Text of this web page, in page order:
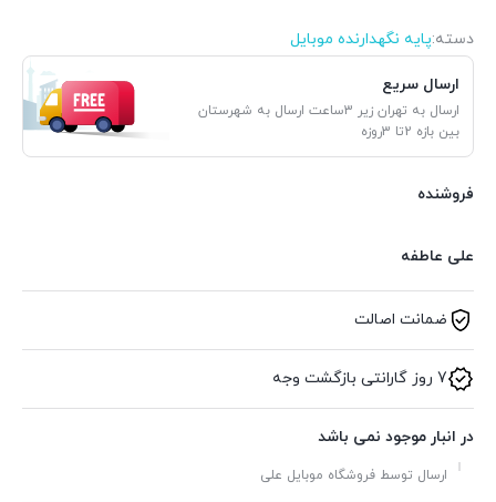
دسته:پایه نگهدارنده موبایل
ارسال سریع
ارسال به تهران زیر 3ساعت ارسال به شهرستان
بین بازه 2تا 3روزه
فروشنده
علی عاطفه
ضمانت اصالت
7 روز گارانتی بازگشت وجه
در انبار موجود نمی باشد
ارسال توسط فروشگاه موبایل علی